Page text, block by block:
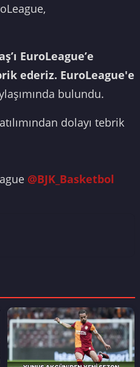
EuroLeague’e
ederiz. EuroLeague'e
bulundu.
dolayı tebrik
@BJK_Basketbol